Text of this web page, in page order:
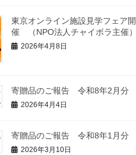
東京オンライン施設見学フェア開
催 （NPO法人チャイボラ主催）
2026年4月8日
寄贈品のご報告 令和8年2月分
2026年4月4日
寄贈品のご報告 令和8年1月分
2026年3月10日